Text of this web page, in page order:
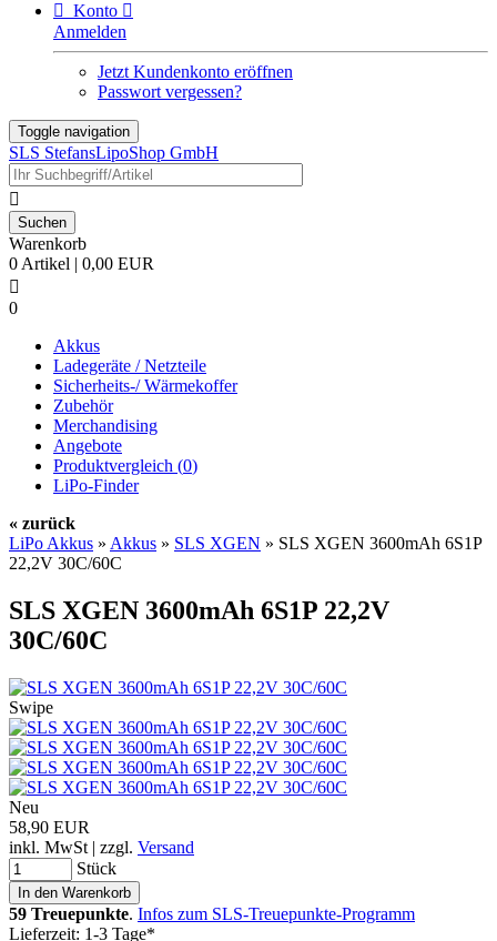
 Konto 
Anmelden
Jetzt Kundenkonto eröffnen
Passwort vergessen?
Toggle navigation
SLS StefansLipoShop GmbH

Warenkorb
0 Artikel | 0,00 EUR

0
Akkus
Ladegeräte / Netzteile
Sicherheits-/ Wärmekoffer
Zubehör
Merchandising
Angebote
Produktvergleich (0)
LiPo-Finder
« zurück
LiPo Akkus » Akkus » SLS XGEN » SLS XGEN 3600mAh 6S1P
22,2V 30C/60C
SLS XGEN 3600mAh 6S1P 22,2V
30C/60C
Swipe
Neu
58,90 EUR
inkl. MwSt | zzgl. Versand
Stück
59 Treuepunkte. Infos zum SLS-Treuepunkte-Programm
Lieferzeit: 1-3 Tage*